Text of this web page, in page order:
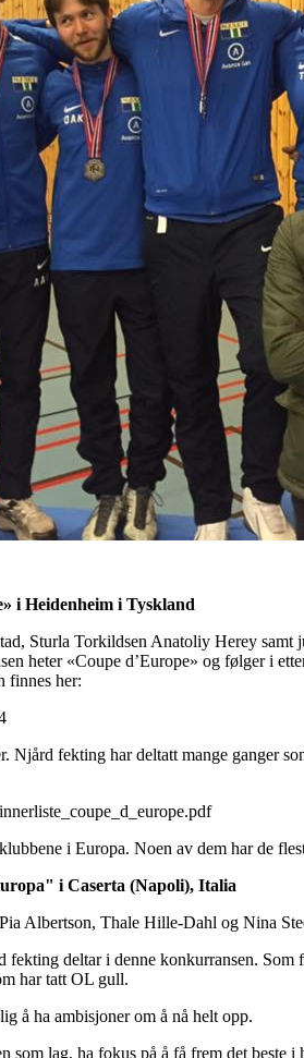
i Heidenheim i Tyskland
Sturla Torkildsen Anatoliy Herey
heter «Coupe d’Europe» og følger i
finnes her:
Njård fekting har deltatt mange ganger
i Europa. Noen av dem har de
i Caserta (Napoli), Italia
Albertson, Thale Hille-Dahl og Nina
fekting deltar i denne konkurransen.
har tatt OL gull.
å ha ambisjoner om å nå helt opp.
som lag, ha fokus på å få frem det